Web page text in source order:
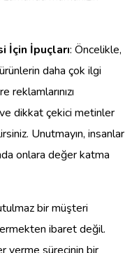
İçin İpuçları: Öncelikle,
daha çok ilgi
dikkat çekici metinler
Unutmayın, insanlar
onlara değer katma
bir müşteri
ibaret değil.